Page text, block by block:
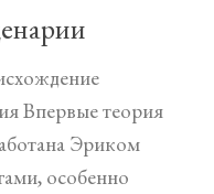
Впервые теория
Эриком
особенно